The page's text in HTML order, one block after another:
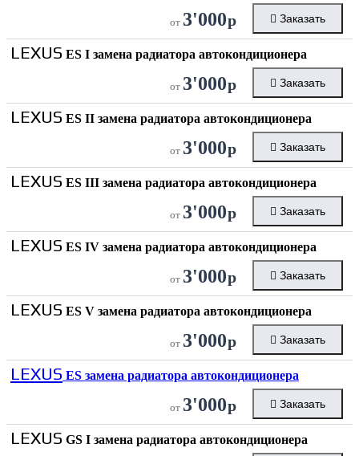
от 3'000р Заказать
LEXUS ES I замена радиатора автокондиционера
от 3'000р Заказать
LEXUS ES II замена радиатора автокондиционера
от 3'000р Заказать
LEXUS ES III замена радиатора автокондиционера
от 3'000р Заказать
LEXUS ES IV замена радиатора автокондиционера
от 3'000р Заказать
LEXUS ES V замена радиатора автокондиционера
от 3'000р Заказать
LEXUS ES замена радиатора автокондиционера
от 3'000р Заказать
LEXUS GS I замена радиатора автокондиционера